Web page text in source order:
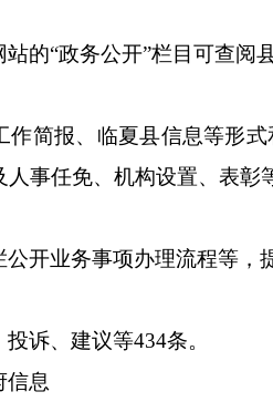
站的“政务公开”栏目可查
作简报、临夏县信息等形
事任免、机构设置、表彰
开业务事项办理流程等，
投诉、建议等434条。
信息